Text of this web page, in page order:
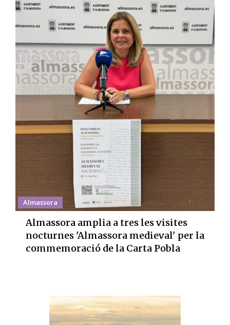
Almassora
Almassora amplia a tres les visites
nocturnes 'Almassora medieval' per la
commemoració de la Carta Pobla